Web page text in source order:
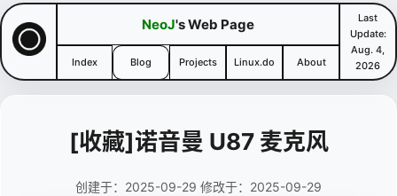
NeoJ's Web Page
Last
Update:
Aug. 4,
2026
Index Blog Projects Linux.do About
[收藏]诺音曼 U87 麦克风
创建于：2025-09-29 修改于：2025-09-29